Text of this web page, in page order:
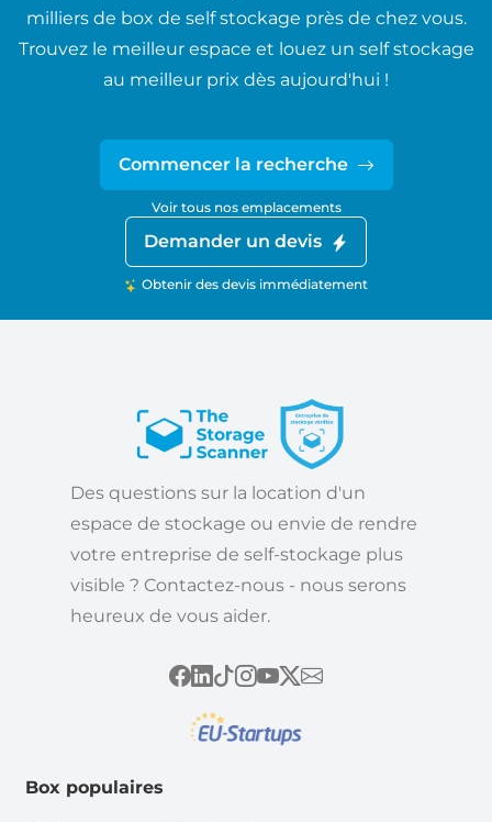
milliers de box de self stockage près de chez vous.
Trouvez le meilleur espace et louez un self stockage
au meilleur prix dès aujourd'hui !
Commencer la recherche
Voir tous nos emplacements
Demander un devis
Obtenir des devis immédiatement
Des questions sur la location d'un
espace de stockage ou envie de rendre
votre entreprise de self-stockage plus
visible ? Contactez-nous - nous serons
heureux de vous aider.
Box populaires